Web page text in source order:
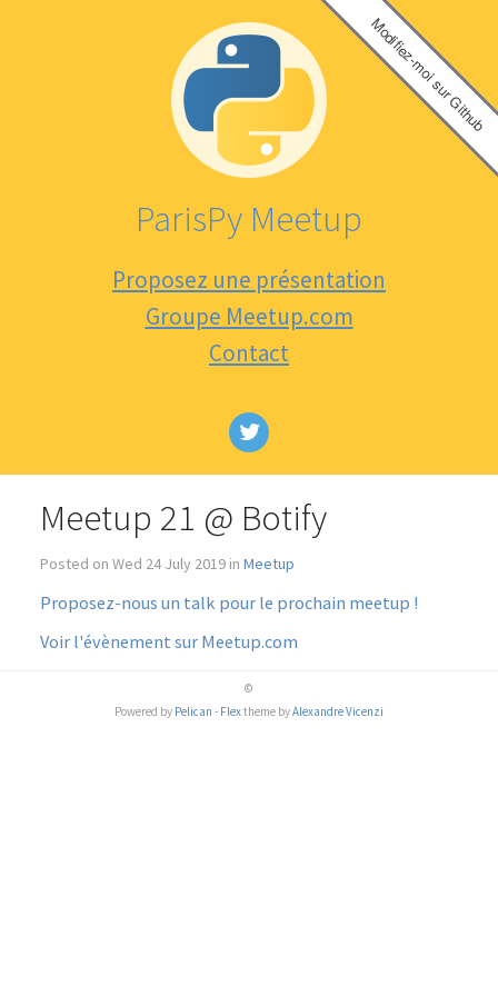
Modifiez-moi sur Github
ParisPy Meetup
Proposez une présentation
Groupe Meetup.com
Contact
Meetup 21 @ Botify
Posted on Wed 24 July 2019 in Meetup
Proposez-nous un talk pour le prochain meetup !
Voir l'évènement sur Meetup.com
©
Powered by Pelican - Flextheme byAlexandre Vicenzi